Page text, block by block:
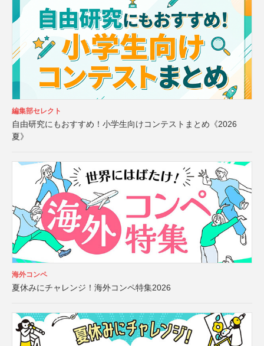
編集部セレクト
自由研究にもおすすめ！小学生向けコンテストまとめ《2026
夏》
海外コンペ
夏休みにチャレンジ！海外コンペ特集2026